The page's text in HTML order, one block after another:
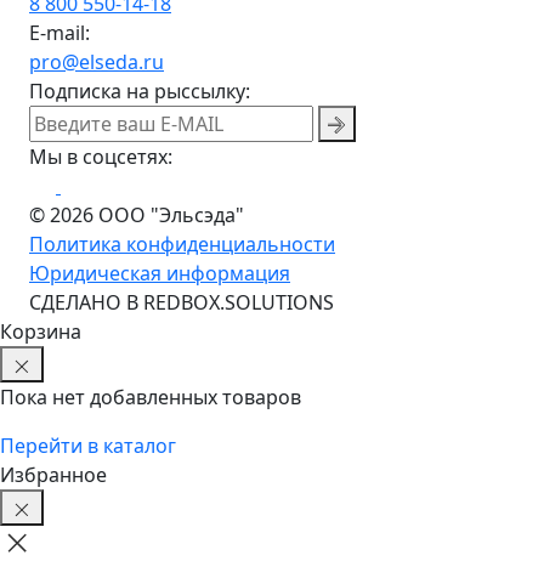
E-mail:
pro@elseda.ru
Подписка на рыссылку:
Мы в соцсетях:
© 2026 ООО "Эльсэда"
Политика конфиденциальности
Юридическая информация
CДЕЛАНО В REDBOX.SOLUTIONS
Корзина
Пока нет добавленных товаров
Перейти в каталог
Избранное